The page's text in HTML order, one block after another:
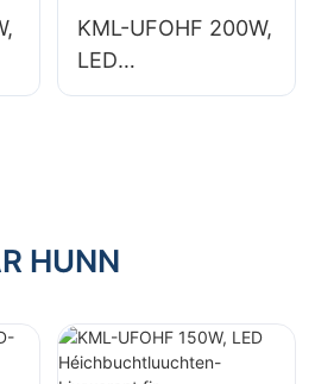
dungen am Indoor-
Beräich.
KML-UFOHF 200W,
LED
Héichbuchtluuchte
Turnsäll, etc.
HUNN